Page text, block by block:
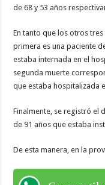
de 68 y 53 años
En tanto que los otros
primera es una paciente
estaba internada en el
segunda muerte
que estaba hospitalizada
Finalmente, se registró el
de 91 años que estaba
De esta manera, en la